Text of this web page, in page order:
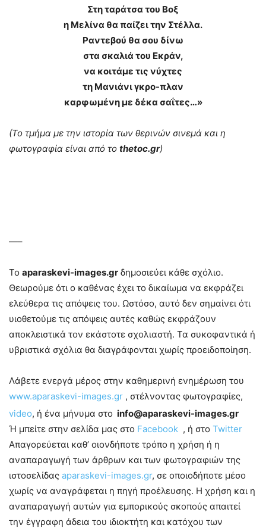
Στη ταράτσα του Βοξ
η Μελίνα θα παίζει την Στέλλα.
Ραντεβού θα σου δίνω
στα σκαλιά του Εκράν,
να κοιτάμε τις νύχτες
τη Μανιάνι γκρο-πλαν
καρφωμένη με δέκα σαΐτες…»
(Το τμήμα με την ιστορία των θερινών σινεμά και η
φωτογραφία είναι από το thetoc.gr)
—–
Το aparaskevi-images.gr δημοσιεύει κάθε σχόλιο.
Θεωρούμε ότι ο καθένας έχει το δικαίωμα να εκφράζει
ελεύθερα τις απόψεις του. Ωστόσο, αυτό δεν σημαίνει ότι
υιοθετούμε τις απόψεις αυτές καθώς εκφράζουν
αποκλειστικά τον εκάστοτε σχολιαστή. Τα συκοφαντικά ή
υβριστικά σχόλια θα διαγράφονται χωρίς προειδοποίηση.
Λάβετε ενεργά μέρος στην καθημερινή ενημέρωση του
www.aparaskevi-images.gr , στέλνοντας φωτογραφίες,
video, ή ένα μήνυμα στο info@aparaskevi-images.gr
Ή μπείτε στην σελίδα μας στο Facebook , ή στο Twitter
Απαγορεύεται καθ’ οιονδήποτε τρόπο η χρήση ή η
αναπαραγωγή των άρθρων και των φωτογραφιών της
ιστοσελίδας aparaskevi-images.gr, σε οποιοδήποτε μέσο
χωρίς να αναγράφεται η πηγή προέλευσης. Η χρήση και η
αναπαραγωγή αυτών για εμπορικούς σκοπούς απαιτεί
την έγγραφη άδεια του ιδιοκτήτη και κατόχου των